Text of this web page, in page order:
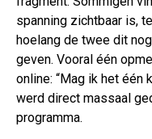
spanning zichtbaar is,
hoelang de twee dit
geven. Vooral één
online: “Mag ik het één
werd direct massaal
programma.